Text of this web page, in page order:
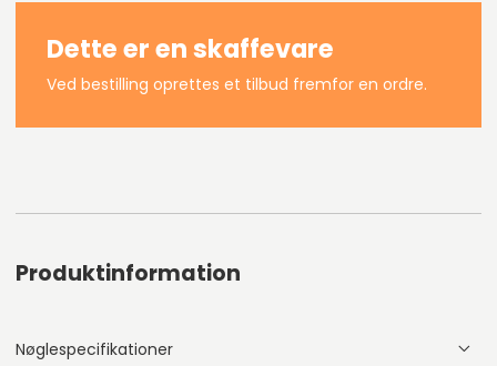
Dette er en skaffevare
Ved bestilling oprettes et tilbud fremfor en ordre.
Produktinformation
Nøglespecifikationer